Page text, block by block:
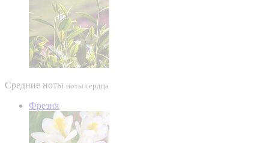
Средние ноты ноты сердца
Фрезия